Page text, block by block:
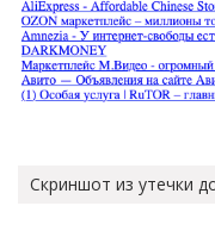
Скриншот из утечки